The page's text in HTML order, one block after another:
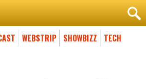
WEBSTRIP SHOWBIZZ TECH